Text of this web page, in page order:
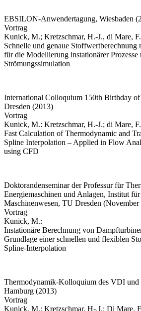
EBSILON-Anwendertagung, Wiesbaden
Vortrag
Kunick, M.; Kretzschmar, H.-J., di Mare,
Schnelle und genaue
für die Modellierung instationärer Prozesse
Strömungssimulation
International Colloquium 150th Birthday
Dresden (2013)
Vortrag
Kunick, M.: Kretzschmar, H.-J.; di Mare,
Fast Calculation of Thermodynamic and
Spline Interpolation – Applied in Flow
using CFD
Doktorandenseminar der Professur für
Energiemaschinen und Anlagen, Institut
Maschinenwesen, TU Dresden (November
Vortrag
Kunick, M.:
Instationäre Berechnung von
Grundlage einer schnellen und flexiblen
Spline-Interpolation
Thermodynamik-Kolloquium des VDI
Hamburg (2013)
Vortrag
Kunick, M.; Kretzschmar, H-.J.; Di Mare,